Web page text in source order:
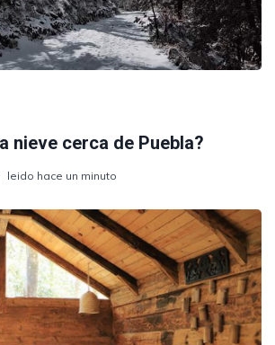
nieve cerca de Puebla?
leido hace un minuto